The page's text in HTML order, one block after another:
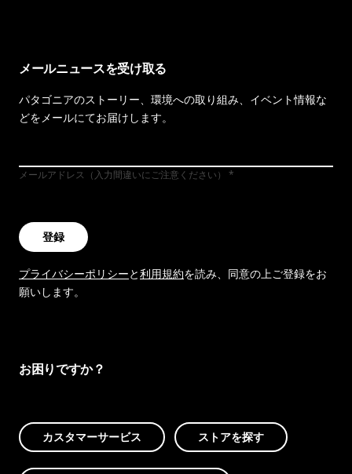
メールニュースを受け取る
パタゴニアのストーリー、環境への取り組み、イベント情報な
どをメールにてお届けします。
メールアドレス（入力間違いにご注意ください）
登録
プライバシーポリシーと利用規約を読み、同意の上ご登録をお
願いします。
お困りですか？
カスタマーサービス ストアを探す